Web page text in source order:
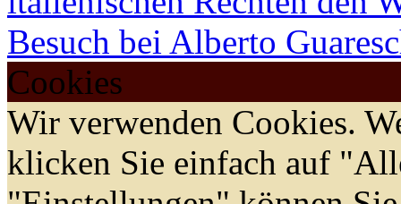
Besuch bei Alberto
Cookies
Wir verwenden Cookies.
klicken Sie einfach auf